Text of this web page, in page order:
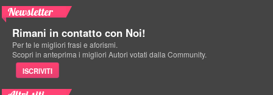
Newsletter
Rimani in contatto con Noi!
Per te le migliori frasi e aforismi.
Scopri in anteprima i migliori Autori votati dalla Community.
ISCRIVITI